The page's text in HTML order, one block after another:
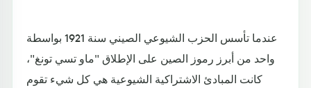
عندما تأسس الحزب الشيوعي الصيني سنة 1921 بواسطة
واحد من أبرز رموز الصين على الإطلاق "ماو تسي تونغ"،
كانت المبادئ الاشتراكية الشيوعية هي كل شيء تقوم